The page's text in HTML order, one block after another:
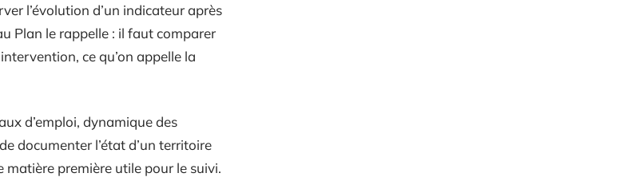
l’évolution d’un indicateur après
Plan le rappelle : il faut comparer
ce qu’on appelle la
d’emploi, dynamique des
documenter l’état d’un territoire
première utile pour le suivi.